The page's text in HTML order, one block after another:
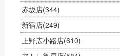
赤坂店(344)
新宿店(249)
上野広小路店(610)